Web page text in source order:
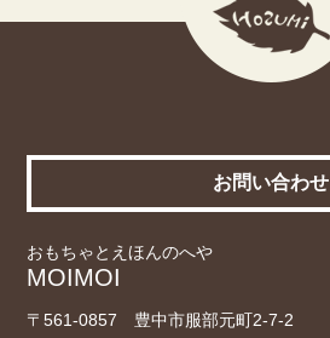
お問い合わせ
おもちゃとえほんのへや
MOIMOI
〒561-0857 豊中市服部元町2-7-2